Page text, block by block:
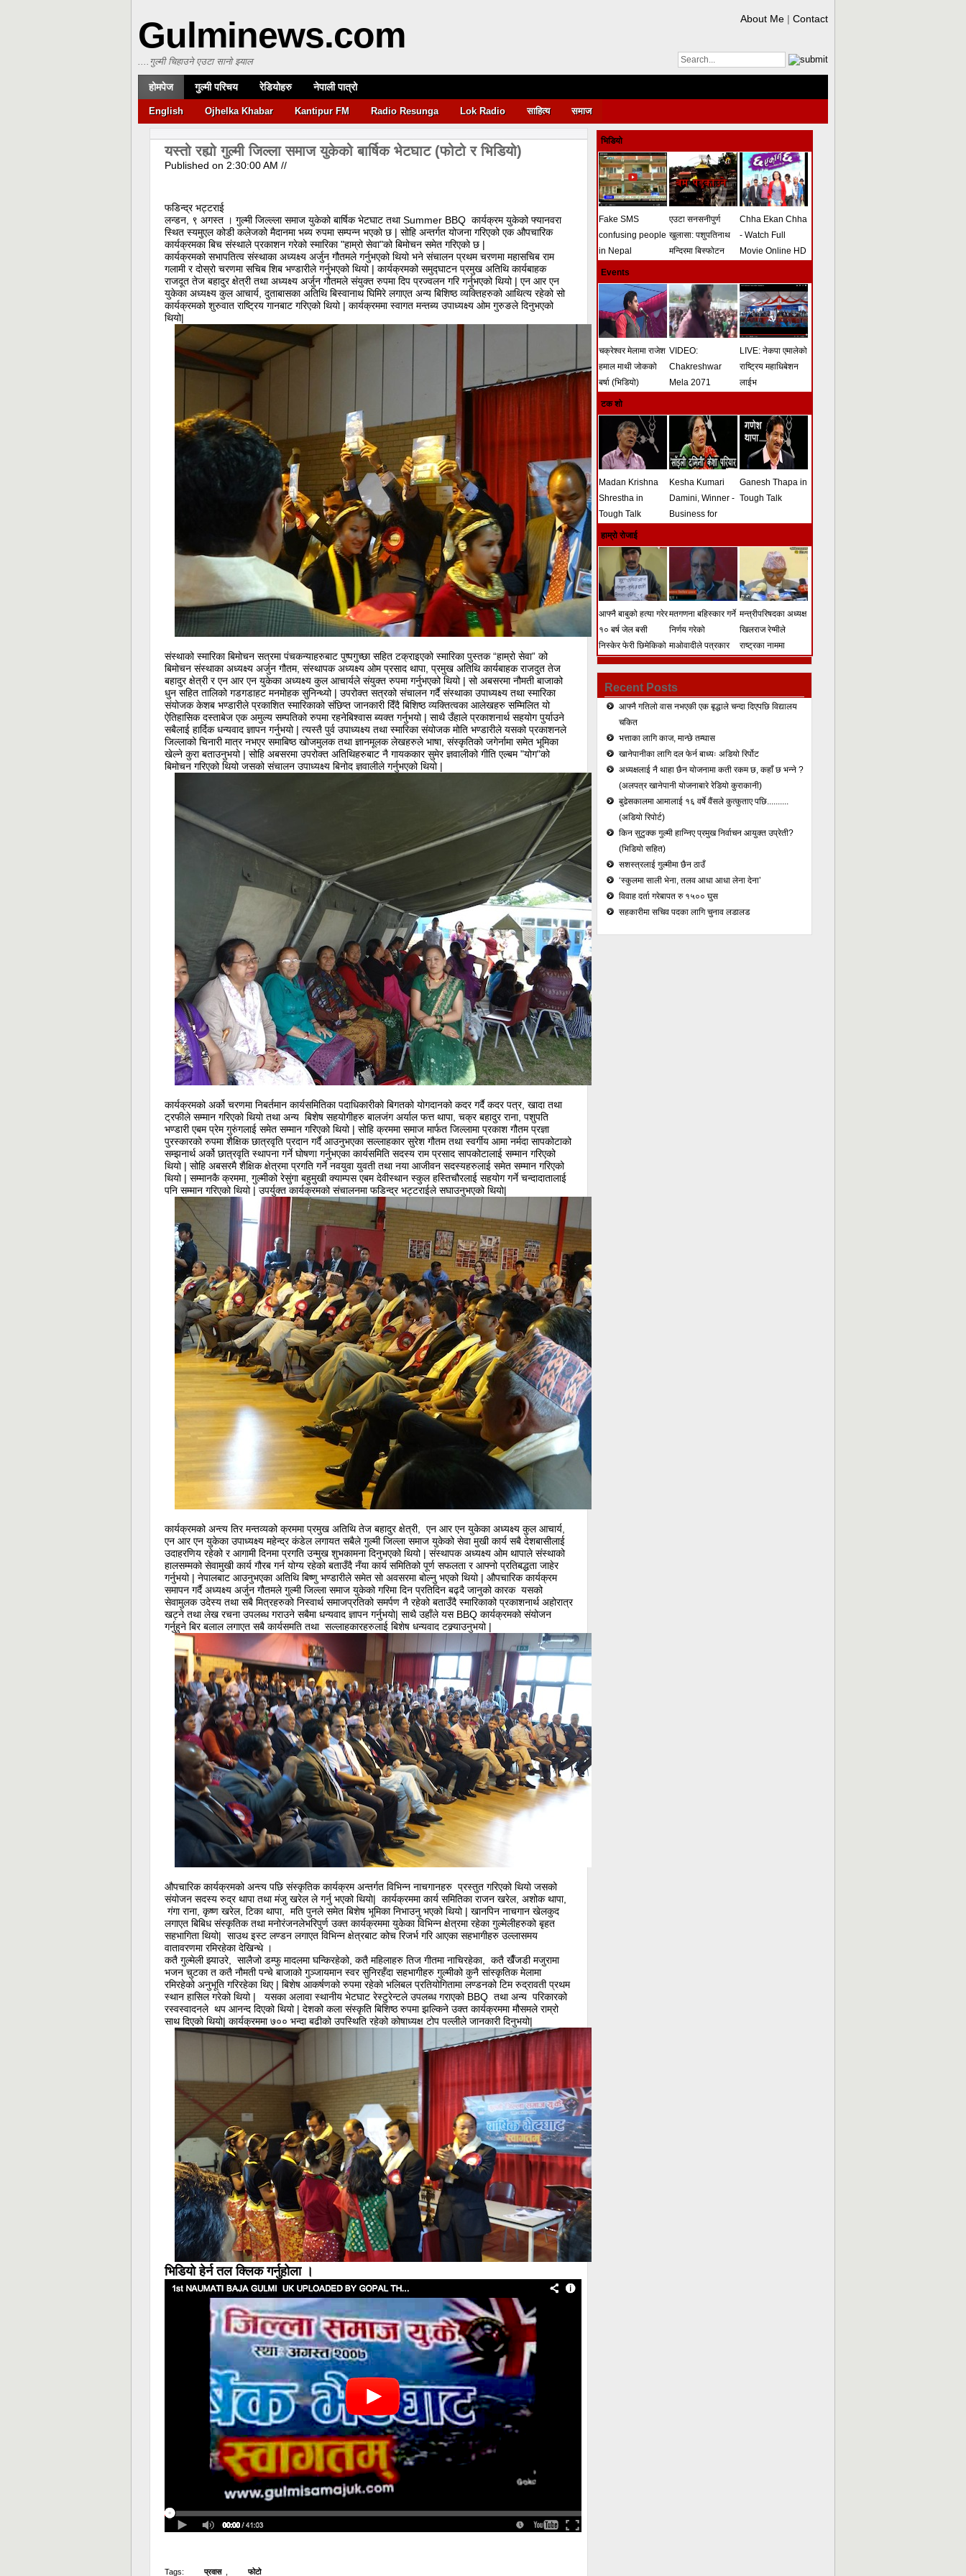
Gulminews.com
....गुल्मी चिहाउने एउटा सानो झ्याल
About Me | Contact
होमपेज गुल्मी परिचय रेडियोहरु नेपाली पात्रो
English Ojhelka Khabar Kantipur FM Radio Resunga Lok Radio साहित्य समाज
यस्तो रह्यो गुल्मी जिल्ला समाज युकेको बार्षिक भेटघाट (फोटो र भिडियो)
Published on 2:30:00 AM //
फडिन्द्र भट्टराई
लन्डन, ९ अगस्त । गुल्मी जिल्ल्ला समाज युकेको बार्षिक भेटघाट तथा Summer BBQ कार्यक्रम युकेको फ्यानवरा
स्थित स्यमुएल कोडी कलेजको मैदानमा भब्य रुपमा सम्पन्न भएको छ | सोहि अन्तर्गत योजना गरिएको एक औपचारिक
कार्यक्रमका बिच संस्थाले प्रकाशन गरेको स्मारिका "हाम्रो सेवा"को बिमोचन समेत गरिएको छ |
कार्यक्रमको सभापतित्व संस्थाका अध्यक्ष्य अर्जुन गौतमले गर्नुभएको थियो भने संचालन प्रथम चरणमा महासचिब राम
गलामी र दोस्रो चरणमा सचिब शिब भण्डारीले गर्नुभएको थियो | कार्यक्रमको समुद्घाटन प्रमुख अतिथि कार्यबाहक
राजदूत तेज बहादुर क्षेत्री तथा अध्यक्ष्य अर्जुन गौतमले संयुक्त रुपमा दिप प्रज्वलन गरि गर्नुभएको थियो | एन आर एन
युकेका अध्यक्ष्य कुल आचार्य, दुताबासका अतिथि बिस्वानाथ घिमिरे लगाएत अन्य बिशिष्ठ व्यक्तिहरुको आथित्य रहेको सो
कार्यक्रमको शुरुवात राष्ट्रिय गानबाट गरिएको थियो | कार्यक्रममा स्वागत मन्तब्य उपाध्यक्ष्य ओम गुरुङले दिनुभएको
थियो|
संस्थाको स्मारिका बिमोचन सत्रमा पंचकन्याहरुबाट पुष्पगुच्छा सहित टक्राइएको स्मारिका पुस्तक “हाम्रो सेवा” को
बिमोचन संस्थाका अध्यक्ष्य अर्जुन गौतम, संस्थापक अध्यक्ष्य ओम प्रसाद थापा, प्रमुख अतिथि कार्यबाहक राजदुत तेज
बहादुर क्षेत्री र एन आर एन युकेका अध्यक्ष्य कुल आचार्यले संयुक्त रुपमा गर्नुभएको थियो | सो अबसरमा नौमती बाजाको
धुन सहित तालिको गडगडाहट मनमोहक सुनिन्थ्यो | उपरोक्त सत्रको संचालन गर्दै संस्थाका उपाध्यक्ष्य तथा स्मारिका
संयोजक केशब भण्डारीले प्रकाशित स्मारिकाको संछिप्त जानकारी दिँदै बिशिष्ठ व्यक्तित्वका आलेखहरु सम्मिलित यो
ऐतिहासिक दस्ताबेज एक अमुल्य सम्पतिको रुपमा रहनेबिश्वास ब्यक्त गर्नुभयो | साथै उँहाले प्रकाशनार्थ सहयोग पुर्याउने
सबैलाई हार्दिक धन्यवाद ज्ञापन गर्नुभयो | त्यस्तै पुर्व उपाध्यक्ष्य तथा स्मारिका संयोजक मोति भण्डारीले यसको प्रकाशनले
जिल्लाको चिनारी मात्र नभएर समाबिष्ठ खोजमुलक तथा ज्ञानमूलक लेखहरुले भाषा, संस्कृतिको जगेर्नामा समेत भूमिका
खेल्ने कुरा बताउनुभयो | सोहि अबसरमा उपरोक्त अतिथिहरुबाट नै गायककार सुमेर ज्ञवालीको गीति एल्बम "योग"को
बिमोचन गरिएको थियो जसको संचालन उपाध्यक्ष्य बिनोद ज्ञवालीले गर्नुभएको थियो |
कार्यक्रमको अर्को चरणमा निबर्तमान कार्यसमितिका पदाधिकारीको बिगतको योगदानको कदर गर्दै कदर पत्र, खादा तथा
ट्रफीले सम्मान गरिएको थियो तथा अन्य बिशेष सहयोगीहरु बालजंग अर्याल फत्त थापा, चक्र बहादुर राना, पशुपति
भण्डारी एबम प्रेम गुरुंगलाई समेत सम्मान गरिएको थियो | सोहि क्रममा समाज मार्फत जिल्लामा प्रकाश गौतम प्रज्ञा
पुरस्कारको रुपमा शैक्षिक छात्रवृति प्रदान गर्दै आउनुभएका सल्लाहकार सुरेश गौतम तथा स्वर्गीय आमा नर्मदा सापकोटाको
सम्झनार्थ अर्को छात्रवृति स्थापना गर्ने घोषणा गर्नुभएका कार्यसमिति सदस्य राम प्रसाद सापकोटालाई सम्मान गरिएको
थियो | सोहि अबसरमै शैक्षिक क्षेत्रमा प्रगति गर्ने नवयुवा युवती तथा नया आजीवन सदस्यहरुलाई समेत सम्मान गरिएको
थियो | सम्मानकै क्रममा, गुल्मीको रेसुंगा बहुमुखी क्याम्पस एबम देवीस्थान स्कुल हस्तिचौरलाई सहयोग गर्ने चन्दादातालाई
पनि सम्मान गरिएको थियो | उपर्युक्त कार्यक्रमको संचालनमा फडिन्द्र भट्टराईले सघाउनुभएको थियो|
कार्यक्रमको अन्त्य तिर मन्तव्यको क्रममा प्रमुख अतिथि तेज बहादुर क्षेत्री, एन आर एन युकेका अध्यक्ष्य कुल आचार्य,
एन आर एन युकेका उपाध्यक्ष्य महेन्द्र कंडेल लगायत सबैले गुल्मी जिल्ला समाज युकेको सेवा मुखी कार्य सबै देशबासीलाई
उदाहरणिय रहेको र आगामी दिनमा प्रगति उन्मुख शुभकामना दिनुभएको थियो | संस्थापक अध्यक्ष्य ओम थापाले संस्थाको
हालसम्मको सेवामुखी कार्य गौरब गर्न योग्य रहेको बताउँदै नँया कार्य समितिको पूर्ण सफलता र आफ्नो प्रतिबद्धता जाहेर
गर्नुभयो | नेपालबाट आउनुभएका अतिथि बिष्णु भण्डारीले समेत सो अवसरमा बोल्नु भएको थियो | औपचारिक कार्यक्रम
समापन गर्दै अध्यक्ष्य अर्जुन गौतमले गुल्मी जिल्ला समाज युकेको गरिमा दिन प्रतिदिन बढ्दै जानुको कारक यसको
सेवामुलक उदेस्य तथा सबै मित्रहरुको निस्वार्थ समाजप्रतिको समर्पण नै रहेको बताउँदै स्मारिकाको प्रकाशनार्थ अहोरात्र
खट्ने तथा लेख रचना उपलब्ध गराउने सबैमा धन्यवाद ज्ञापन गर्नुभयो| साथै उहाँले यस BBQ कार्यक्रमको संयोजन
गर्नुहुने बिर बलाल लगाएत सबै कार्यसमति तथा सल्लाहकारहरुलाई बिशेष धन्यवाद टक्र्याउनुभयो |
औपचारिक कार्यक्रमको अन्त्य पछि संस्कृतिक कार्यक्रम अन्तर्गत विभिन्न नाचगानहरु प्रस्तुत गरिएको थियो जसको
संयोजन सदस्य रुद्र थापा तथा मंजु खरेल ले गर्नु भएको थियो| कार्यक्रममा कार्य समितिका राजन खरेल, अशोक थापा,
गंगा राना, कृष्ण खरेल, टिका थापा, मति पुनले समेत बिशेष भूमिका निभाउनु भएको थियो | खानपिन नाचगान खेलकुद
लगाएत बिबिध संस्कृतिक तथा मनोरंजनलेभरिपुर्ण उक्त कार्यक्रममा युकेका विभिन्न क्षेत्रमा रहेका गुल्मेलीहरुको बृहत
सहभागिता थियो| साउथ इस्ट लण्डन लगाएत विभिन्न क्षेत्रबाट कोच रिजर्भ गरि आएका सहभागीहरु उल्लासमय
वातावरणमा रमिरहेका देखिन्थे ।
कतै गुल्मेली झ्याउरे, सालैजो डम्फु मादलमा घन्किरहेको, कतै महिलाहरु तिज गीतमा नाचिरहेका, कतै खैँजडी मजुरामा
भजन चुटका त कतै नौमती पन्चे बाजाको गुञ्जायमान स्वर सुनिरहँदा सहभागीहरु गुल्मीको कुनै सांस्कृतिक मेलामा
रमिरहेको अनुभूति गरिरहेका थिए | बिशेष आकर्षणको रुपमा रहेको भलिबल प्रतियोगितामा लण्डनको टिम रुद्रावती प्रथम
स्थान हासिल गरेको थियो | यसका अलावा स्थानीय भेटघाट रेस्टुरेन्टले उपलब्ध गराएको BBQ तथा अन्य परिकारको
रस्वस्वादनले थप आनन्द दिएको थियो | देशको कला संस्कृति बिशिष्ठ रुपमा झल्किने उक्त कार्यक्रममा मौसमले राम्रो
साथ दिएको थियो| कार्यक्रममा ७०० भन्दा बढीको उपस्थिति रहेको कोषाध्यक्ष टोप पल्लीले जानकारी दिनुभयो|
भिडियो हेर्न तल क्लिक गर्नुहोला ।
Tags: प्रवास फोटो
भिडियो
Fake SMS
confusing people
in Nepal
एउटा सनसनीपुर्ण
खुलासा: पशुपतिनाथ
मन्दिरमा बिस्फोटन
(भिडियो)
Chha Ekan Chha
- Watch Full
Movie Online HD
Events
चक्रेश्वर मेलामा राजेश
हमाल माथी जोकको
बर्षा (भिडियो)
VIDEO:
Chakreshwar
Mela 2071
LIVE: नेकपा एमालेको
राष्ट्रिय महाधिबेशन
लाईभ
टक शो
Madan Krishna
Shrestha in
Tough Talk
Kesha Kumari
Damini, Winner -
Business for
Tough Talk
Ganesh Thapa in
Tough Talk
हाम्रो रोजाई
आफ्नै बाबुको हत्या गरेर
१० बर्ष जेल बसी
निस्केर फेरी छिमेकिको
मतगणना बहिस्कार गर्ने
निर्णय गरेको
माओवादीले पत्रकार
मन्त्रीपरिषदका अध्यक्ष
खिलराज रेग्मीले
राष्ट्रका नाममा
Recent Posts
आफ्नै गतिलो वास नभएकी एक बृद्धाले चन्दा दिएपछि विद्यालय
चकित
भत्ताका लागि काज, मान्छे तम्घास
खानेपानीका लागि दल फेर्न बाध्यः अडियो रिर्पोट
अध्यक्षलाई नै थाहा छैन योजनामा कती रकम छ, कहाँ छ भन्ने ?
(अलपत्र खानेपानी योजनाबारे रेडियो कुराकानी)
बुढेसकालमा आमालाई १६ वर्षे वैंसले कुत्कुताए पछि..........
(अडियो रिपोर्ट)
किन सुटुक्क गुल्मी हान्निए प्रमुख निर्वाचन आयुक्त उप्रेती?
(भिडियो सहित)
सशस्त्रलाई गुल्मीमा छैन ठाउँ
‘स्कुलमा साली भेना, तलव आधा आधा लेना देना’
विवाह दर्ता गरेबापत रु १५०० घुस
सहकारीमा सचिव पदका लागि चुनाव लडालड